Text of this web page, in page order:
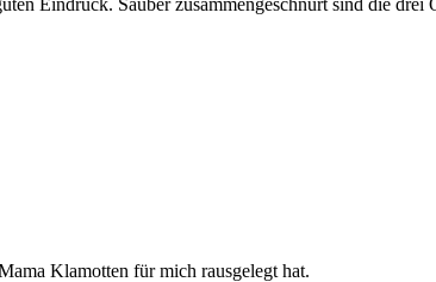
Klamotten für mich rausgelegt hat.